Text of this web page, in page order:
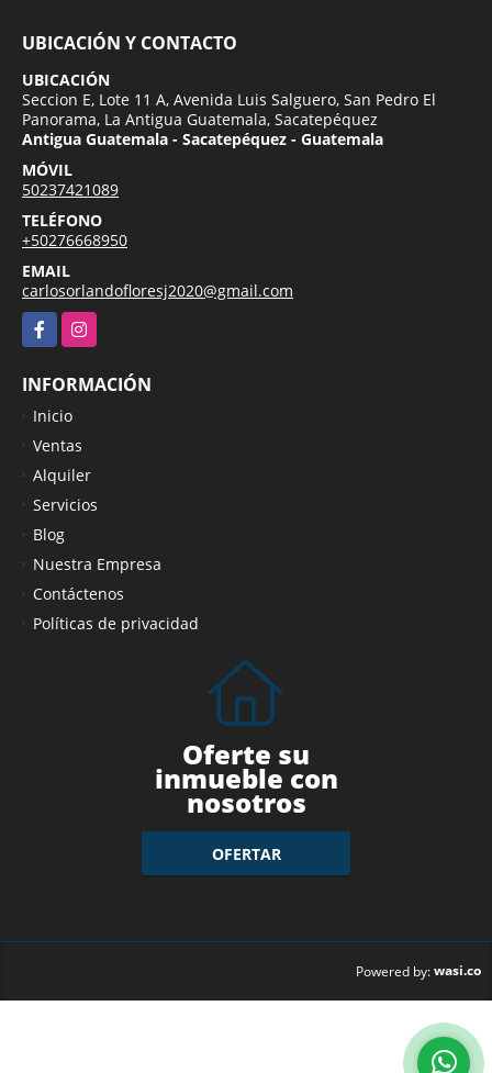
UBICACIÓN Y CONTACTO
UBICACIÓN
Seccion E, Lote 11 A, Avenida Luis Salguero, San Pedro El
Panorama, La Antigua Guatemala, Sacatepéquez
Antigua Guatemala - Sacatepéquez - Guatemala
MÓVIL
50237421089
TELÉFONO
+50276668950
EMAIL
carlosorlandofloresj2020@gmail.com
FacebookInstagram
INFORMACIÓN
Inicio
Ventas
Alquiler
Servicios
Blog
Nuestra Empresa
Contáctenos
Políticas de privacidad
Oferte su
inmueble con
nosotros
OFERTAR
Powered by:wasi.co